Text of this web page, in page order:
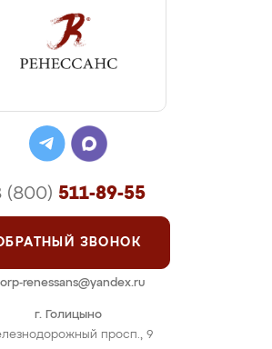
г. Голицыно
просп., 9
(800) 511-89-55
ЗВОНОК
renessans@yandex.ru